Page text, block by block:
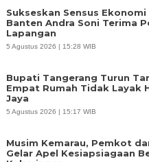
Sukseskan Sensus
Banten Andra Soni Terima
Lapangan
5 Agustus 2026 | 15:28 WIB
Bupati Tangerang Turun
Empat Rumah Tidak Layak
Jaya
5 Agustus 2026 | 15:17 WIB
Musim Kemarau, Pemkot
Gelar Apel Kesiapsiagaan